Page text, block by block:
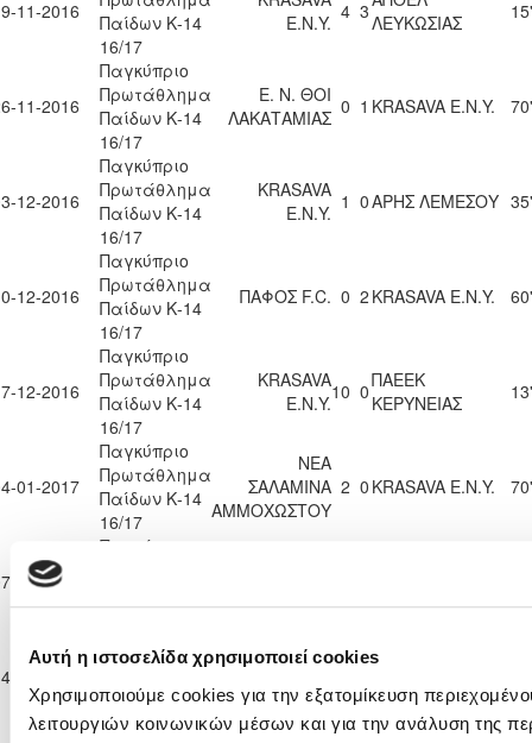
Αυτή η ιστοσελίδα χρησιμοποιεί cookies
Χρησιμοποιούμε cookies για την εξατομίκευση
λειτουργιών κοινωνικών μέσων και για την ανάλυση της
11-2016
Παίδων Κ-14
16/17
Ε.Ν.Y. 4 3ΛΕΥΚΩΣΙΑΣ
15'
11-2016
Παγκύπριο
Πρωτάθλημα
Παίδων Κ-14
16/17
Ε. Ν. ΘΟΙ
ΛΑΚΑΤΑΜΙΑΣ 0 1 KRASAVA Ε.Ν.Y. 70'
12-2016
Παγκύπριο
Πρωτάθλημα
Παίδων Κ-14
16/17
KRASAVA
Ε.Ν.Y. 1 0ΑΡΗΣ ΛΕΜΕΣΟΥ 35'
12-2016
Παγκύπριο
Πρωτάθλημα
Παίδων Κ-14
16/17
ΠΑΦΟΣ F.C. 0 2 KRASAVA Ε.Ν.Y. 60'
12-2016
Παγκύπριο
Πρωτάθλημα
Παίδων Κ-14
16/17
KRASAVA
Ε.Ν.Y.10 0ΠΑΕΕΚ
ΚΕΡΥΝΕΙΑΣ
13'
01-2017
Παγκύπριο
Πρωτάθλημα
Παίδων Κ-14
16/17
ΝΕΑ
ΣΑΛΑΜΙΝΑ
ΑΜΜΟΧΩΣΤΟΥ
2 0 KRASAVA Ε.Ν.Y. 70'
01-2017
Παγκύπριο
01-2017
Πρωτάθλημα
Παίδων Κ-14
16/17
KRASAVA
Ε.Ν.Y.
Παγκύπριο